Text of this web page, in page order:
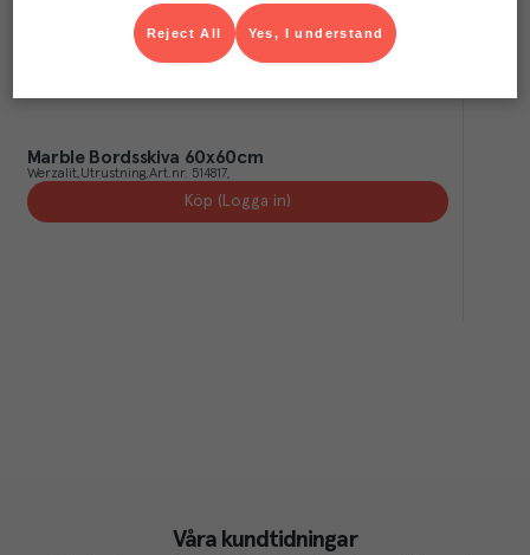
Marble Bordsskiva 60x60cm
Werzalit Utrustning Art.nr. 514817
Köp (Logga in)
Våra kundtidningar
Yes, I understand
Reject All